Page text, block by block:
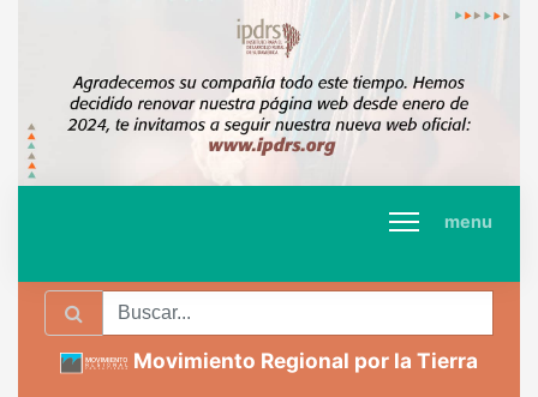
menu
Movimiento Regional por la Tierra